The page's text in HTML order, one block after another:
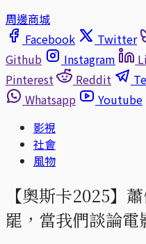
周邊商城
Facebook
Twitter
Github
Instagram
Pinterest
Reddit
Whatsapp
Youtube
影視
社會
風物
【奧斯卡2025】
罷，當我們談論電